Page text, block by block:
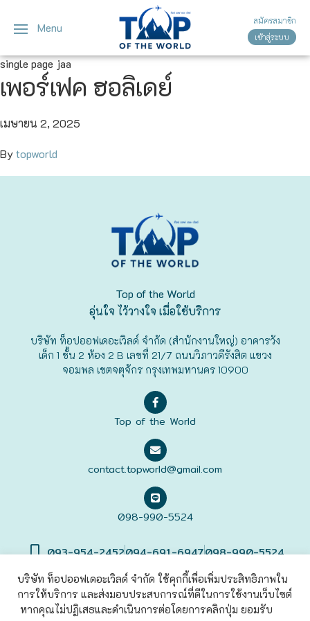
Menu
สมัครสมาชิก
เข้าสู่ระบบ
single page jaa
เพอร์เฟค ฮอลิเดย์
เมษายน 2, 2025
Bytopworld
Top of the World
อุ่นใจ ไว้วางใจ เมื่อใช้บริการ
บริษัท ท็อปออฟเดอะเวิลด์ จำกัด (สำนักงานใหญ่) อาคารวัง
เด็ก 1 ชั้น 2 ห้อง 2 B เลขที่ 21/7 ถนนวิภาวดีรังสิต แขวง
จอมพล เขตจตุจักร กรุงเทพมหานคร 10900
Top of the World
contact.topworld@gmail.com
098-990-5524
093-954-2452094-691-6947098-990-5524
©2022 Top of The World Co., Ltd. All rights Reserved. | เข้าสู่
บริษัท ท็อปออฟเดอะเวิลด์ จำกัด ใช้คุกกี้เพื่อเพิ่มประสิทธิภาพใน
การให้บริการ และส่งมอบประสบการณ์ที่ดีในการใช้งานเว็บไซต์
หากคุณไม่ปฏิเสธและดำเนินการต่อโดยการคลิกปุ่ม ยอมรับ
ญี่ปุ่นทัวร์ญี่ปุ่น
โตเกียว
โอซาก้า
เกียวโต
ฟุกุโอะกะ
ฟูระโนะ
เวียดนาม
ทัวร์เวียดนาม